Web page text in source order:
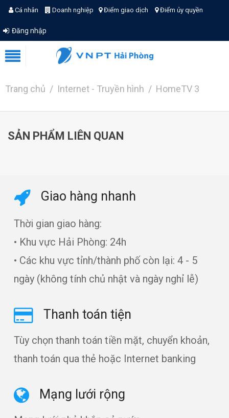
Cá nhân Doanh nghiệp Điểm giao dịch Điểm ủy quyền
Đăng nhập
Trang chủ Internet - Truyền hình HomeTV 3
SẢN PHẨM LIÊN QUAN
Giao hàng nhanh
Thời gian giao hàng:
• Khu vực Hải Phòng: 24h
• Các khu vực tỉnh/thành phố còn lại: 4 - 5
ngày (không tính chủ nhật và ngày nghỉ lễ)
Thanh toán tiện
Tùy chọn thanh toán tiền mặt, chuyển khoản,
thanh toán qua thẻ hoặc Internet banking
Mạng lưới rộng